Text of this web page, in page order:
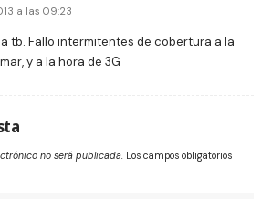
a las 09:23
tb. Fallo intermitentes de cobertura a la
y a la hora de 3G
no será publicada. Los campos obligatorios